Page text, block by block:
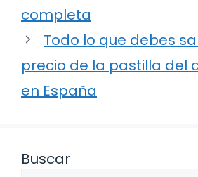
completa
Todo lo que debes
precio de la pastilla del
en España
Buscar